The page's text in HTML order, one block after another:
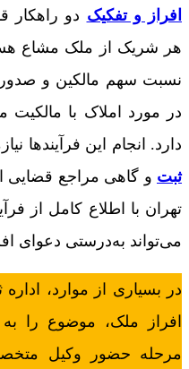
افراز و تفکیک دو
هر شریک از ملک مشاع
نسبت سهم مالکین و
در مورد املاک با
دارد. انجام این فرآیندها
ثبت و گاهی مراجع قضایی
تهران با اطلاع کامل از
می‌تواند به‌درستی دعوای
در بسیاری از موارد، اداره
افراز ملک، موضوع را
مرحله حضور وکیل